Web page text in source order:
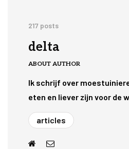
217 posts
delta
ABOUT AUTHOR
Ik schrijf over
eten en liever zijn voor de
articles